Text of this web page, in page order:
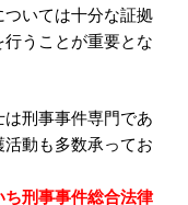
いては十分な証拠
うことが重要とな
刑事事件専門であ
動も多数承ってお
ち刑事事件総合法律